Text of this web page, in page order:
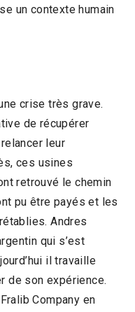
un contexte humain
crise très grave.
de récupérer
leur
ces usines
retrouvé le chemin
pu être payés et les
Andres
qui s’est
il travaille
de son expérience.
Company en